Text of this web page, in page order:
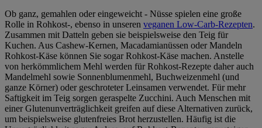
Ob ganz, gemahlen oder eingeweicht - Nüsse spielen eine große
Rolle in Rohkost-, ebenso in unseren veganen Low-Carb-Rezepten.
Zusammen mit Datteln geben sie beispielsweise den Teig für
Kuchen. Aus Cashew-Kernen, Macadamianüssen oder Mandeln
Rohkost-Käse können Sie sogar Rohkost-Käse machen. Anstelle
von herkömmlichem Mehl werden für Rohkost-Rezepte daher auch
Mandelmehl sowie Sonnenblumenmehl, Buchweizenmehl (und
ganze Körner) oder geschroteter Leinsamen verwendet. Für mehr
Saftigkeit im Teig sorgen geraspelte Zucchini. Auch Menschen mit
einer Glutenunverträglichkeit greifen auf diese Alternativen zurück,
um beispielsweise glutenfreies Brot herzustellen. Häufig ist die